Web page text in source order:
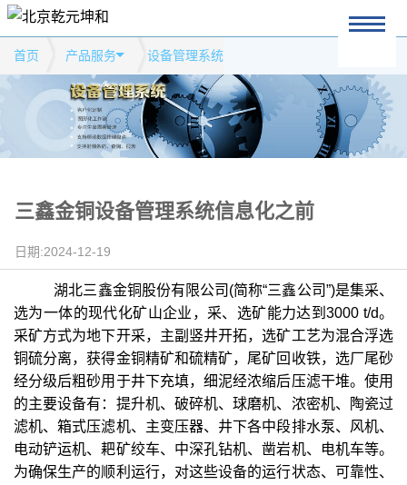
首页 产品服务 设备管理系统
三鑫金铜设备管理系统信息化之前
日期:2024-12-19
湖北三鑫金铜股份有限公司(简称“三鑫公司”)是集采、
选为一体的现代化矿山企业，采、选矿能力达到3000 t/d。
采矿方式为地下开采，主副竖井开拓，选矿工艺为混合浮选
铜硫分离，获得金铜精矿和硫精矿，尾矿回收铁，选厂尾砂
经分级后粗砂用于井下充填，细泥经浓缩后压滤干堆。使用
的主要设备有：提升机、破碎机、球磨机、浓密机、陶瓷过
滤机、箱式压滤机、主变压器、井下各中段排水泵、风机、
电动铲运机、耙矿绞车、中深孔钻机、凿岩机、电机车等。
为确保生产的顺利运行，对这些设备的运行状态、可靠性、